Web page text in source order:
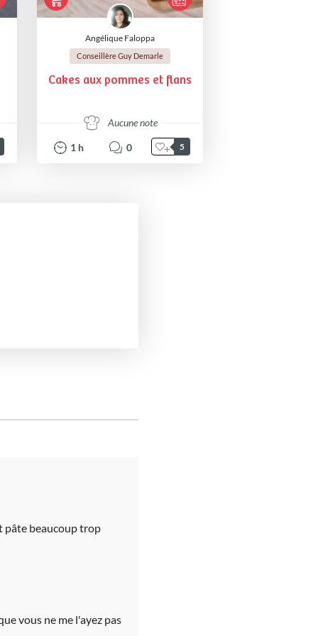
Angélique Faloppa
Conseillère Guy Demarle
Cakes aux pommes et flans
Aucune note
1 h 0 5
pâte beaucoup trop
vous ne me l'ayez pas